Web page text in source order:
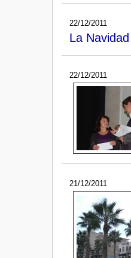
22/12/2011
La
22/12/2011
21/12/2011